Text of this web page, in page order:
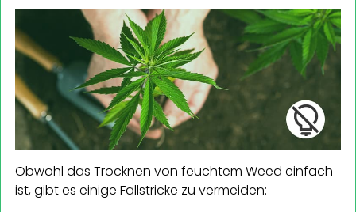
Obwohl das Trocknen von feuchtem Weed einfach
ist, gibt es einige Fallstricke zu vermeiden: